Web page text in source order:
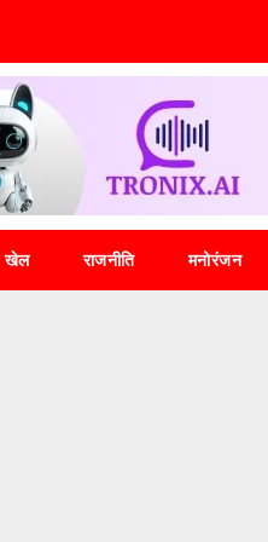
खेल राजनीति मनोरंजन